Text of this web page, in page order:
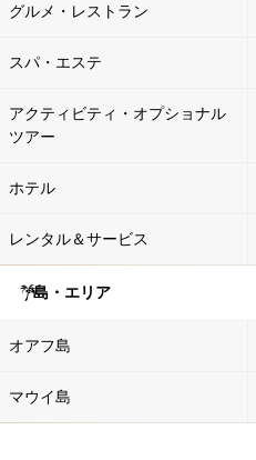
グルメ・レストラン
スパ・エステ
アクティビティ・オプショナル
ツアー
ホテル
レンタル＆サービス
島・エリア
オアフ島
マウイ島